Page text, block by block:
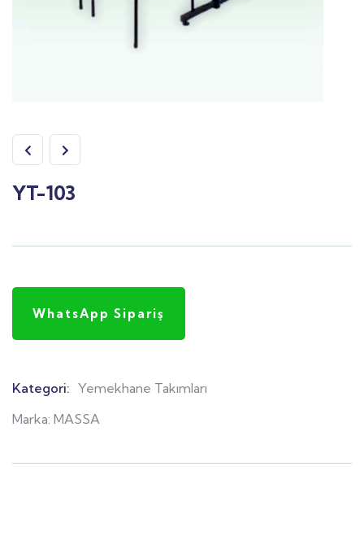
YT-103
WhatsApp Sipariş
Kategori: Yemekhane Takımları
Marka: MASSA